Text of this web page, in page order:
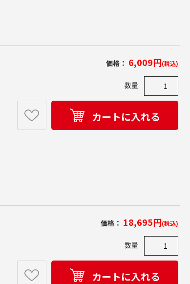
価格： 6,009円(税込)
数量
カートに入れる
価格： 18,695円(税込)
数量
カートに入れる